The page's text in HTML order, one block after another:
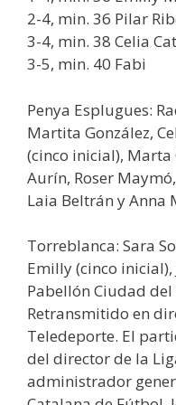
2-4, min. 36 Pilar
3-4, min. 38 Celia
3-5, min. 40 Fabi
Penya Esplugues:
Martita González,
(cinco inicial), Marta
Aurín, Roser
Laia Beltrán y Anna
Torreblanca: Sara
Emilly (cinco inicial),
Pabellón Ciudad del
Retransmitido en
Teledeporte. El
del director de la
administrador